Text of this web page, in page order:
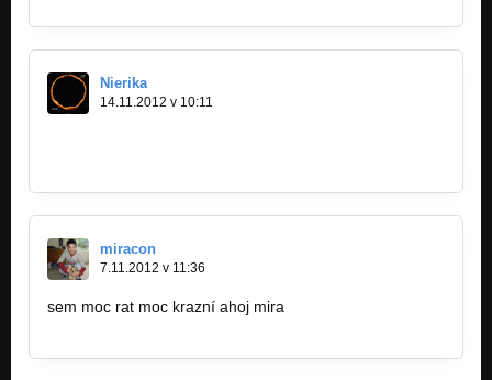
Nierika
14.11.2012 v 10:11
miracon
7.11.2012 v 11:36
sem moc rat moc krazní ahoj mira